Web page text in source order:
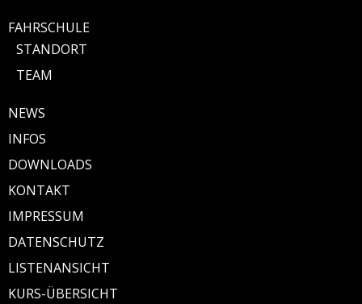
FAHRSCHULE
STANDORT
TEAM
NEWS
INFOS
DOWNLOADS
KONTAKT
IMPRESSUM
DATENSCHUTZ
LISTENANSICHT
KURS-ÜBERSICHT